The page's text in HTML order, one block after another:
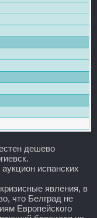
дешево
испанских
явления, в
что Белград не
Европейского